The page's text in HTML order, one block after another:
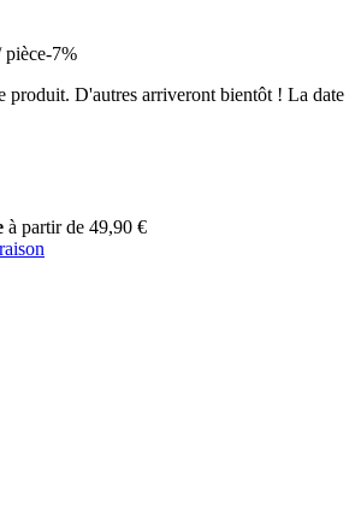
pièce-7%
produit. D'autres arriveront bientôt ! La
à partir de 49,90 €